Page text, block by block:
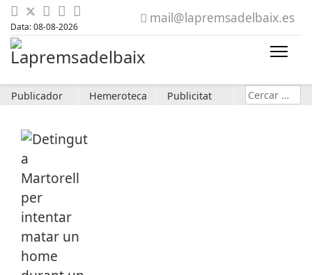
Data: 08-08-2026
mail@lapremsadelbaix.es
Publicador Hemeroteca Publicitat Cerca